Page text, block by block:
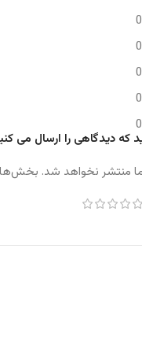
0
0
0
0
0
که دیدگاهی را ارسال می
منتشر نخواهد شد.